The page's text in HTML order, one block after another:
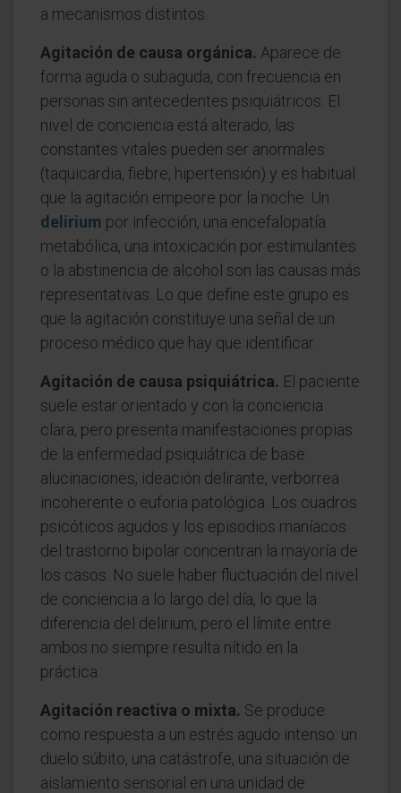
a mecanismos distintos.
Agitación de causa orgánica. Aparece de
forma aguda o subaguda, con frecuencia en
personas sin antecedentes psiquiátricos. El
nivel de conciencia está alterado, las
constantes vitales pueden ser anormales
(taquicardia, fiebre, hipertensión) y es habitual
que la agitación empeore por la noche. Un
delirium por infección, una encefalopatía
metabólica, una intoxicación por estimulantes
o la abstinencia de alcohol son las causas más
representativas. Lo que define este grupo es
que la agitación constituye una señal de un
proceso médico que hay que identificar.
Agitación de causa psiquiátrica. El paciente
suele estar orientado y con la conciencia
clara, pero presenta manifestaciones propias
de la enfermedad psiquiátrica de base:
alucinaciones, ideación delirante, verborrea
incoherente o euforia patológica. Los cuadros
psicóticos agudos y los episodios maníacos
del trastorno bipolar concentran la mayoría de
los casos. No suele haber fluctuación del nivel
de conciencia a lo largo del día, lo que la
diferencia del delirium, pero el límite entre
ambos no siempre resulta nítido en la
práctica.
Agitación reactiva o mixta. Se produce
como respuesta a un estrés agudo intenso: un
duelo súbito, una catástrofe, una situación de
aislamiento sensorial en una unidad de